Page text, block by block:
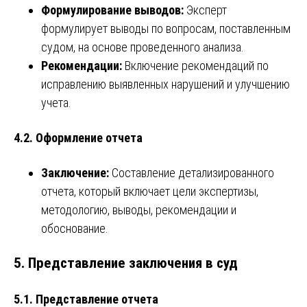
Формулирование выводов: Эксперт
формулирует выводы по вопросам, поставленным
судом, на основе проведенного анализа.
Рекомендации: Включение рекомендаций по
исправлению выявленных нарушений и улучшению
учета.
4.2. Оформление отчета
Заключение: Составление детализированного
отчета, который включает цели экспертизы,
методологию, выводы, рекомендации и
обоснование.
5. Представление заключения в суд
5.1. Представление отчета